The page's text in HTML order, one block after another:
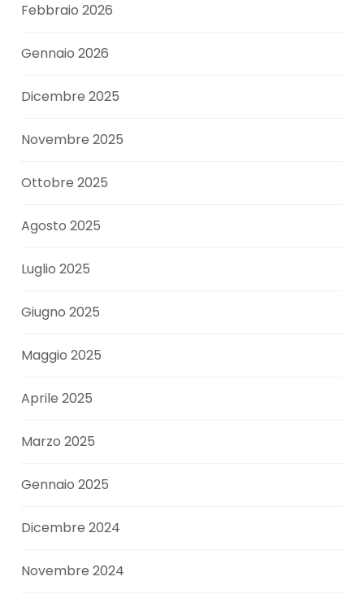
Febbraio 2026
Gennaio 2026
Dicembre 2025
Novembre 2025
Ottobre 2025
Agosto 2025
Luglio 2025
Giugno 2025
Maggio 2025
Aprile 2025
Marzo 2025
Gennaio 2025
Dicembre 2024
Novembre 2024